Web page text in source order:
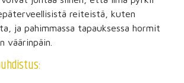
reiteistä, kuten
ja pahimmassa tapauksessa hormit
väärinpäin.